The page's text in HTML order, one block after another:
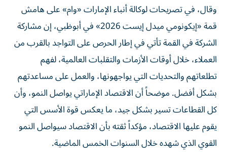
وقال، في تصريحات لوكالة أنباء الإمارات «وام» على هامش
قمة «إيكونومي ميدل إيست 2026» في أبوظبي، إن مشاركة
الشركة في القمة تأتي في إطار الحرص على التواجد بالقرب من
العملاء، خلال أوقات الأزمات والتقلبات العالمية، لفهم
تطلعاتهم والتحديات التي يواجهونها، والعمل على مساعدتهم
بشكل أفضل. موضحاً أن الاقتصاد الإماراتي يواصل النمو، وأن
كل القطاعات تسير بشكل جيد، ما يعكس قوة الأسس التي
يقوم عليها الاقتصاد، مؤكداً ثقته بأن الاقتصاد سيواصل النمو
القوي الذي شهده خلال السنوات الخمس الماضية.